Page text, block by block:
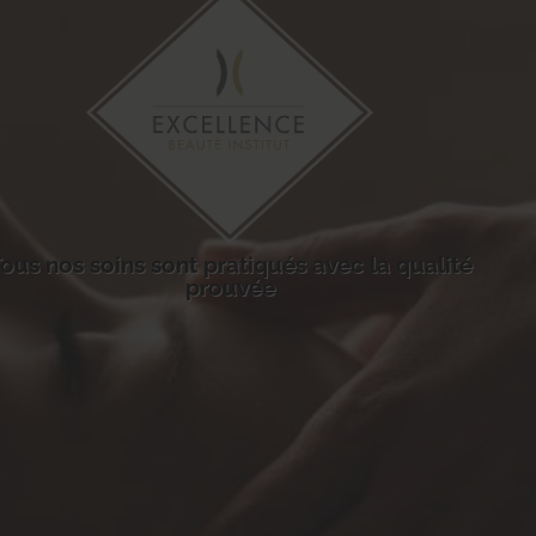
nos soins sont pratiqués avec la qualité
prouvée